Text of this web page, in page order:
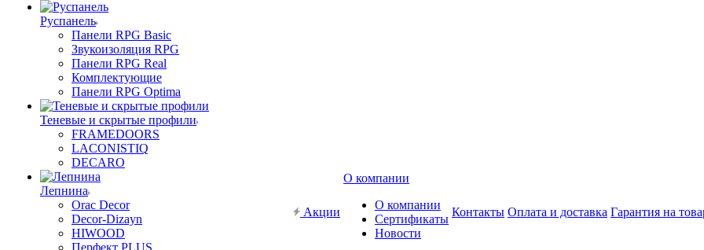
Руспанель
Панели RPG Basic
Звукоизоляция RPG
Панели RPG Real
Комплектующие
Панели RPG Optima
Теневые и скрытые профили
FRAMEDOORS
LACONISTIQ
DECARO
Лепнина
Orac Decor
Decor-Dizayn
HIWOOD
Перфект PLUS
Акции
О компании
О компании
Сертификаты
Новости
Контакты Оплата и доставка Гарантия на